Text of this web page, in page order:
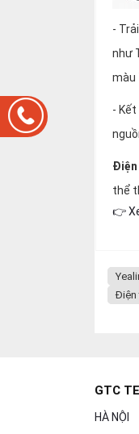
-
như
màu
-
Điện
thể
👉
Điện
GTC
HÀ NỘI